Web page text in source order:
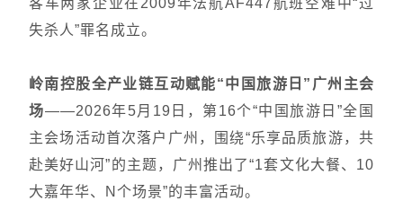
客车两家企业在2009年法航AF447航班空难中“过
失杀人”罪名成立。
岭南控股全产业链互动赋能“中国旅游日”广州主会
场——2026年5月19日，第16个“中国旅游日”全国
主会场活动首次落户广州，围绕“乐享品质旅游，共
赴美好山河”的主题，广州推出了“1套文化大餐、10
大嘉年华、N个场景”的丰富活动。